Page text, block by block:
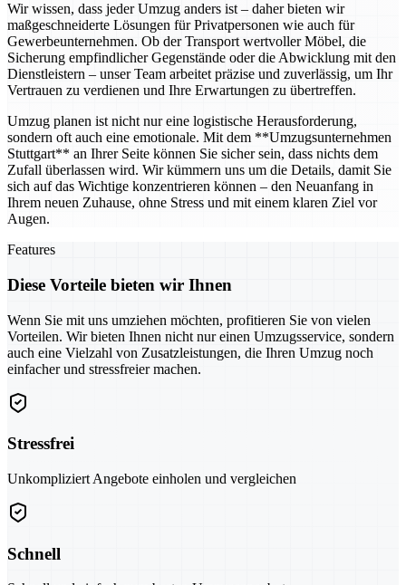
Wir wissen, dass jeder Umzug anders ist – daher bieten wir
maßgeschneiderte Lösungen für Privatpersonen wie auch für
Gewerbeunternehmen. Ob der Transport wertvoller Möbel, die
Sicherung empfindlicher Gegenstände oder die Abwicklung mit den
Dienstleistern – unser Team arbeitet präzise und zuverlässig, um Ihr
Vertrauen zu verdienen und Ihre Erwartungen zu übertreffen.
Umzug planen ist nicht nur eine logistische Herausforderung,
sondern oft auch eine emotionale. Mit dem **Umzugsunternehmen
Stuttgart** an Ihrer Seite können Sie sicher sein, dass nichts dem
Zufall überlassen wird. Wir kümmern uns um die Details, damit Sie
sich auf das Wichtige konzentrieren können – den Neuanfang in
Ihrem neuen Zuhause, ohne Stress und mit einem klaren Ziel vor
Augen.
Features
Diese Vorteile bieten wir Ihnen
Wenn Sie mit uns umziehen möchten, profitieren Sie von vielen
Vorteilen. Wir bieten Ihnen nicht nur einen Umzugsservice, sondern
auch eine Vielzahl von Zusatzleistungen, die Ihren Umzug noch
einfacher und stressfreier machen.
Stressfrei
Unkompliziert Angebote einholen und vergleichen
Schnell